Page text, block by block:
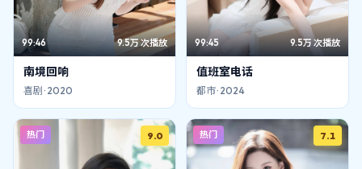
99:46 9.5万次播放
南境回响
喜剧 · 2020
99:45 9.5万次播放
值班室电话
都市· 2024
热门 9.0 热门 7.1